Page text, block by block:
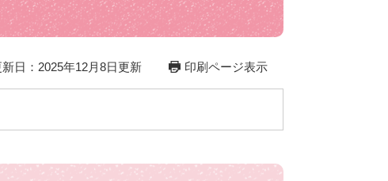
新日：2025年12月8日更新 印刷ページ表示